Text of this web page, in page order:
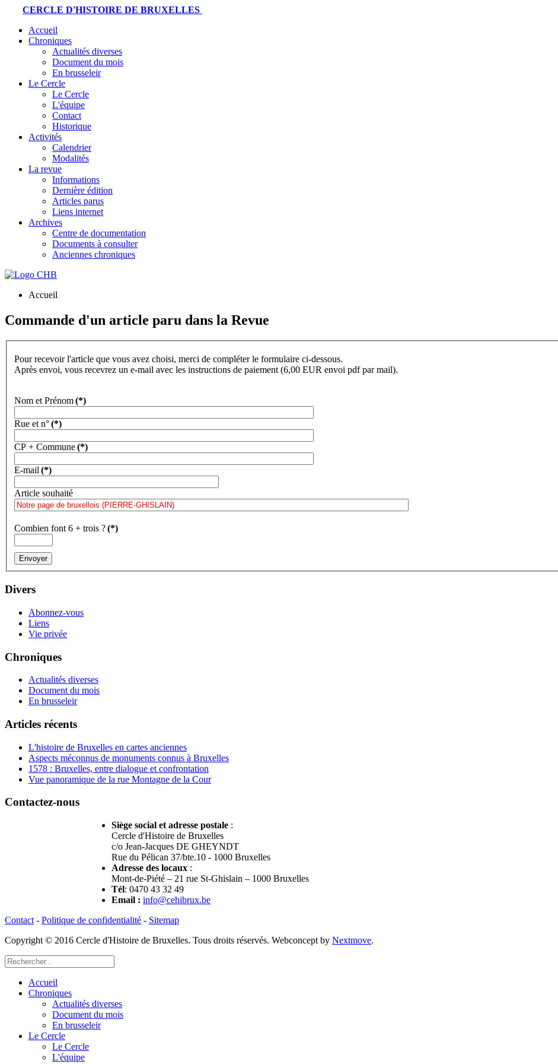
CERCLE D'HISTOIRE DE BRUXELLES
Accueil
Chroniques
Actualités diverses
Document du mois
En brusseleir
Le Cercle
Le Cercle
L'équipe
Contact
Historique
Activités
Calendrier
Modalités
La revue
Informations
Dernière édition
Articles parus
Liens internet
Archives
Centre de documentation
Documents à consulter
Anciennes chroniques
Accueil
Commande d'un article paru dans la Revue
Pour recevoir l'article que vous avez choisi, merci de compléter le formulaire ci-dessous.
Après envoi, vous recevrez un e-mail avec les instructions de paiement (6,00 EUR envoi pdf par mail).
Nom et Prénom(*)
Rue et n°(*)
CP + Commune(*)
E-mail(*)
Article souhaité
Combien font 6 + trois ?(*)
Divers
Abonnez-vous
Liens
Vie privée
Chroniques
Actualités diverses
Document du mois
En brusseleir
Articles récents
L'histoire de Bruxelles en cartes anciennes
Aspects méconnus de monuments connus à Bruxelles
1578 : Bruxelles, entre dialogue et confrontation
Vue panoramique de la rue Montagne de la Cour
Contactez-nous
Siège social et adresse postale :
Cercle d'Histoire de Bruxelles
c/o Jean-Jacques DE GHEYNDT
Rue du Pélican 37/bte.10 - 1000 Bruxelles
Adresse des locaux :
Mont-de-Piété – 21 rue St-Ghislain – 1000 Bruxelles
Tél: 0470 43 32 49
Email : info@cehibrux.be
Contact - Politique de confidentialité - Sitemap
Copyright © 2016 Cercle d'Histoire de Bruxelles. Tous droits réservés. Webconcept by Nextmove.
Accueil
Chroniques
Actualités diverses
Document du mois
En brusseleir
Le Cercle
Le Cercle
L'équipe